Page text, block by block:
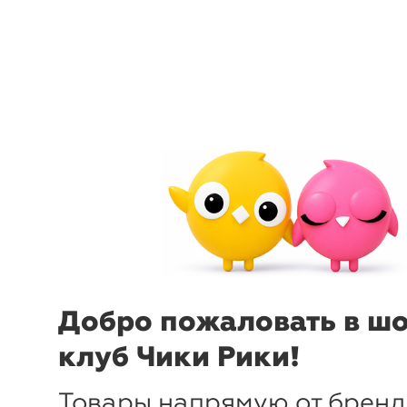
Добро пожаловать в
клуб Чики Рики!